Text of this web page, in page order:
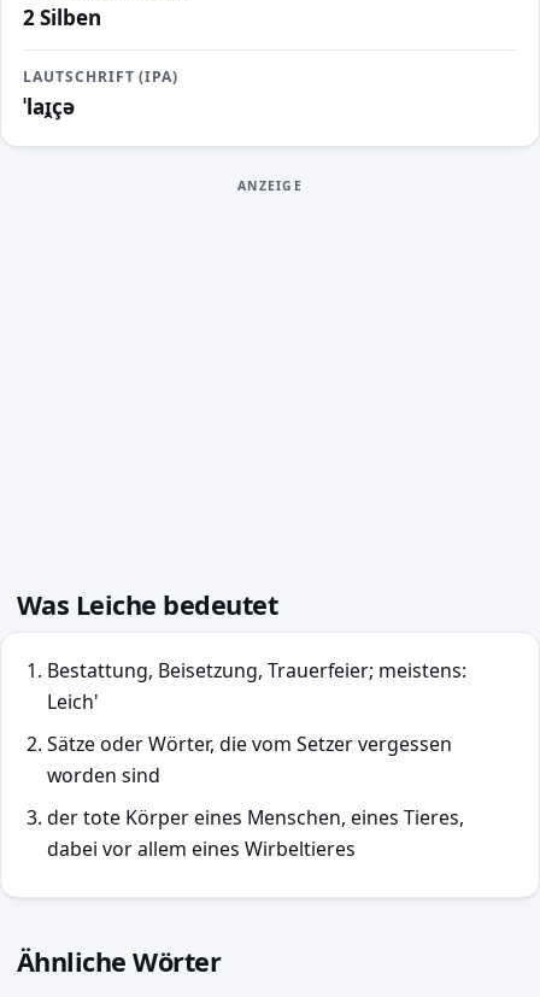
2 Silben
LAUTSCHRIFT (IPA)
ˈlaɪ̯çə
ANZEIGE
Was Leiche bedeutet
Bestattung, Beisetzung, Trauerfeier; meistens:
Leich'
Sätze oder Wörter, die vom Setzer vergessen
worden sind
der tote Körper eines Menschen, eines Tieres,
dabei vor allem eines Wirbeltieres
Ähnliche Wörter